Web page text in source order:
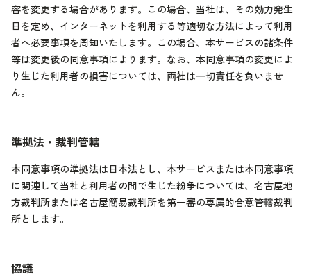
容を変更する場合があります。この場合、当社は、その効力発生
日を定め、インターネットを利用する等適切な方法によって利用
者へ必要事項を周知いたします。この場合、本サービスの諸条件
等は変更後の同意事項によります。なお、本同意事項の変更によ
り生じた利用者の損害については、両社は一切責任を負いませ
ん。
準拠法・裁判管轄
本同意事項の準拠法は日本法とし、本サービスまたは本同意事項
に関連して当社と利用者の間で生じた紛争については、名古屋地
方裁判所または名古屋簡易裁判所を第一審の専属的合意管轄裁判
所とします。
協議